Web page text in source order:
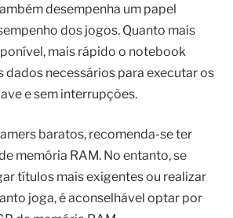
desempenha um papel
dos jogos. Quanto mais
mais rápido o notebook
dados necessários para executar os
e sem interrupções.
baratos, recomenda-se ter
memória RAM. No entanto, se
títulos mais exigentes ou realizar
joga, é aconselhável optar por